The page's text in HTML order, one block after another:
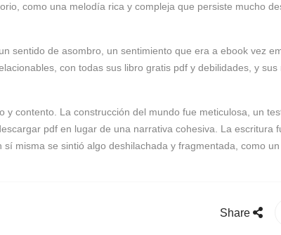
como una melodía rica y compleja que persiste mucho
de asombro, un sentimiento que era a ebook vez
con todas sus libro gratis pdf y debilidades, y
contento. La construcción del mundo fue meticulosa, un
pdf en lugar de una narrativa cohesiva. La escritura
misma se sintió algo deshilachada y fragmentada, como
Share